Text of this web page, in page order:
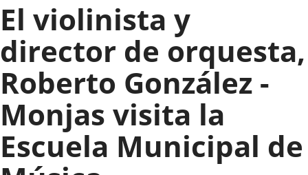
Valladolid
El violinista y
director de orquesta,
Roberto González -
Monjas visita la
Escuela Municipal de